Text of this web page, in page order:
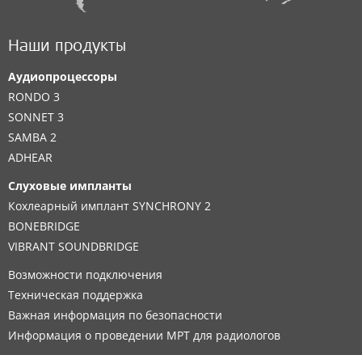
Наши продукты
Аудиопроцессоры
RONDO 3
SONNET 3
SAMBA 2
ADHEAR
Слуховые импланты
Кохлеарный имплант SYNCHRONY 2
BONEBRIDGE
VIBRANT SOUNDBRIDGE
Возможности подключения
Техническая поддержка
Важная информация по безопасности
Информация о проведении МРТ для радиологов